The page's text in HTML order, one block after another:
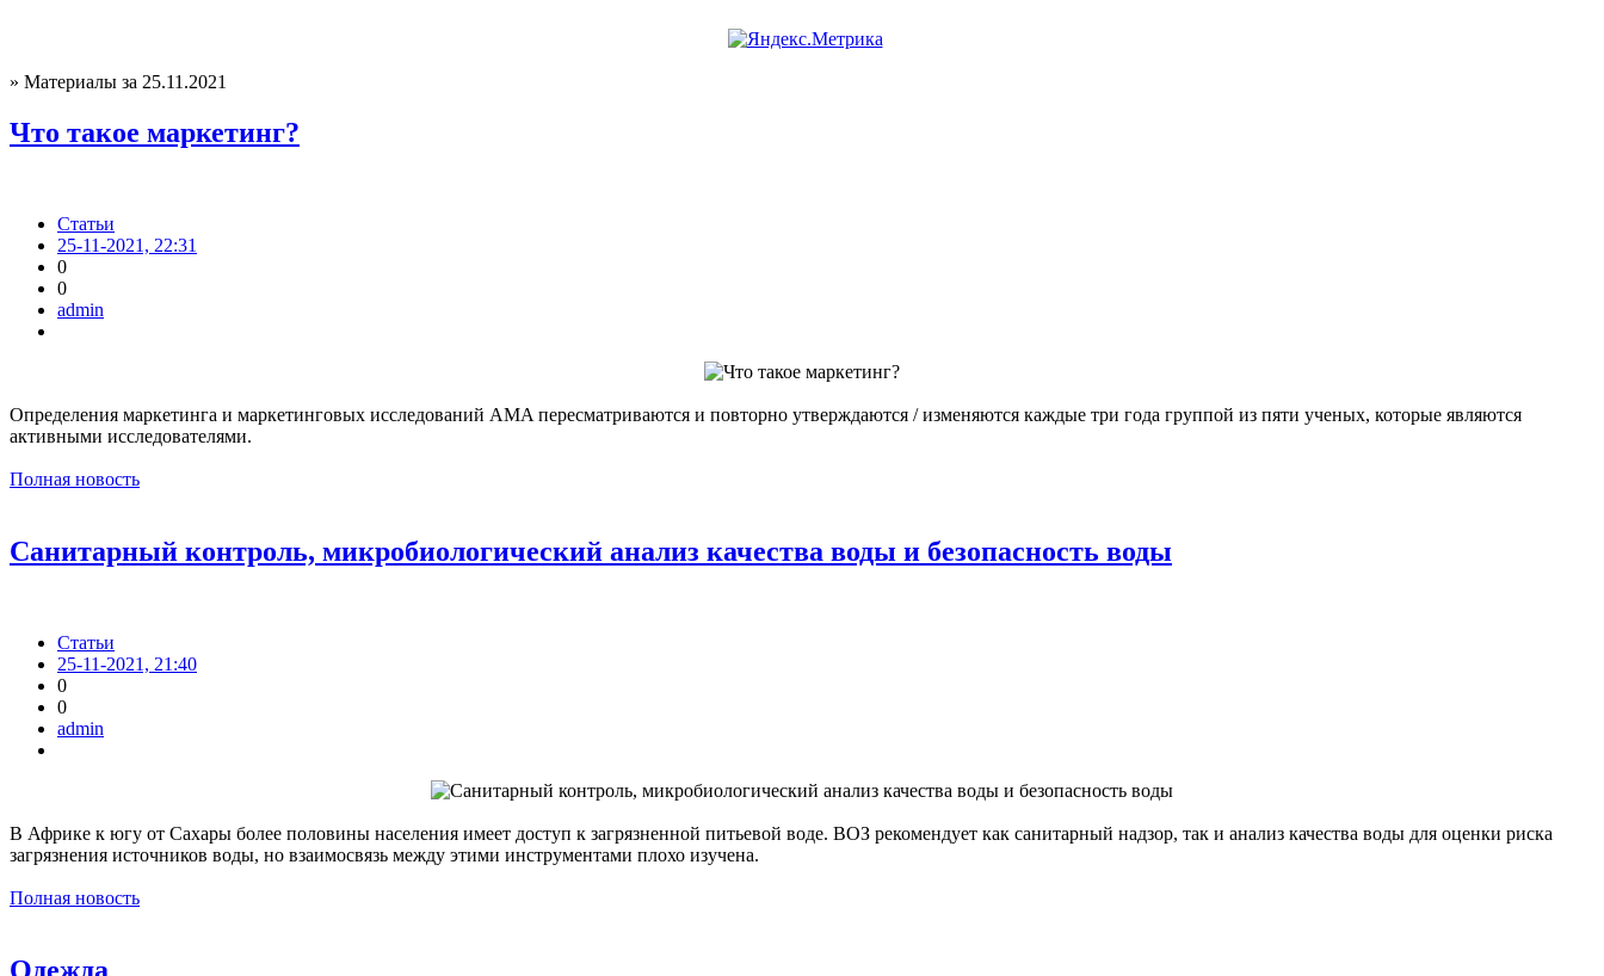
» Материалы за 25.11.2021
Что такое маркетинг?
Статьи
25-11-2021, 22:31
0
0
admin
Определения маркетинга и маркетинговых исследований AMA пересматриваются и повторно утверждаются / изменяются каждые три года группой из пяти ученых, которые являются
активными исследователями.
Полная новость
Санитарный контроль, микробиологический анализ качества воды и безопасность воды
Статьи
25-11-2021, 21:40
0
0
admin
В Африке к югу от Сахары более половины населения имеет доступ к загрязненной питьевой воде. ВОЗ рекомендует как санитарный надзор, так и анализ качества воды для оценки риска
загрязнения источников воды, но взаимосвязь между этими инструментами плохо изучена.
Полная новость